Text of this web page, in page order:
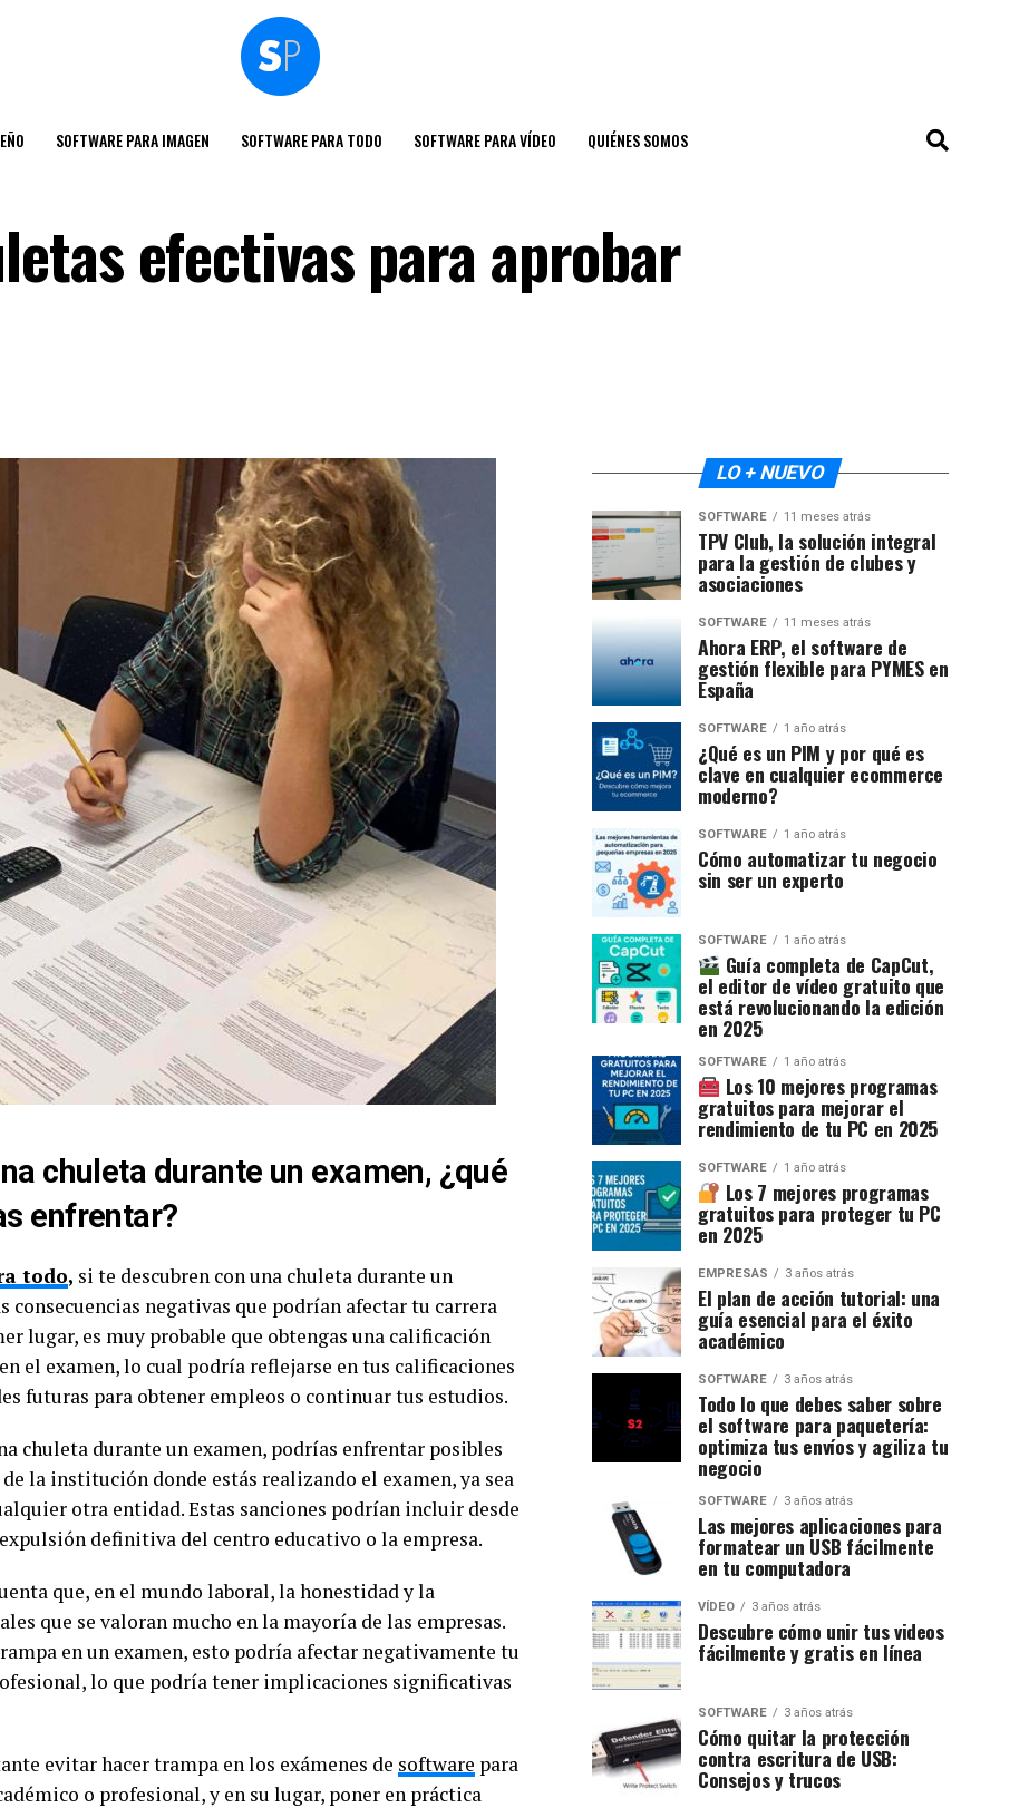
SOFTWARE PARA IMAGEN SOFTWARE PARA TODO SOFTWARE PARA VÍDEO QUIÉNES SOMOS
efectivas para aprobar
chuleta durante un examen, ¿qué
enfrentar?
todo, si te descubren con una chuleta durante un
consecuencias negativas que podrían afectar tu carrera
lugar, es muy probable que obtengas una calificación
el examen, lo cual podría reflejarse en tus calificaciones
futuras para obtener empleos o continuar tus estudios.
chuleta durante un examen, podrías enfrentar posibles
la institución donde estás realizando el examen, ya sea
otra entidad. Estas sanciones podrían incluir desde
definitiva del centro educativo o la empresa.
que, en el mundo laboral, la honestidad y la
que se valoran mucho en la mayoría de las empresas.
en un examen, esto podría afectar negativamente tu
lo que podría tener implicaciones significativas
evitar hacer trampa en los exámenes de software para
o profesional, y en su lugar, poner en práctica
LO + NUEVO
SOFTWARE 11 meses atrás
TPV Club, la solución integral
para la gestión de clubes y
asociaciones
SOFTWARE 11 meses atrás
Ahora ERP, el software de
gestión flexible para PYMES en
España
SOFTWARE 1 año atrás
¿Qué es un PIM y por qué es
clave en cualquier ecommerce
moderno?
SOFTWARE 1 año atrás
Cómo automatizar tu negocio
sin ser un experto
SOFTWARE 1 año atrás
Guía completa de CapCut,
el editor de vídeo gratuito que
está revolucionando la edición
en 2025
SOFTWARE 1 año atrás
Los 10 mejores programas
gratuitos para mejorar el
rendimiento de tu PC en 2025
SOFTWARE 1 año atrás
Los 7 mejores programas
gratuitos para proteger tu PC
en 2025
EMPRESAS 3 años atrás
El plan de acción tutorial: una
guía esencial para el éxito
académico
SOFTWARE 3 años atrás
Todo lo que debes saber sobre
el software para paquetería:
optimiza tus envíos y agiliza tu
negocio
SOFTWARE 3 años atrás
Las mejores aplicaciones para
formatear un USB fácilmente
en tu computadora
VÍDEO 3 años atrás
Descubre cómo unir tus videos
fácilmente y gratis en línea
SOFTWARE 3 años atrás
Cómo quitar la protección
contra escritura de USB:
Consejos y trucos